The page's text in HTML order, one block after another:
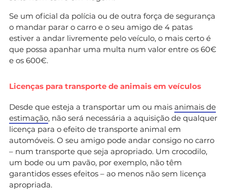
Se um oficial da polícia ou de outra força de segurança
o mandar parar o carro e o seu amigo de 4 patas
estiver a andar livremente pelo veículo, o mais certo é
que possa apanhar uma multa num valor entre os 60€
e os 600€.
Licenças para transporte de animais em veículos
Desde que esteja a transportar um ou mais animais de
estimação, não será necessária a aquisição de qualquer
licença para o efeito de transporte animal em
automóveis. O seu amigo pode andar consigo no carro
– num transporte que seja apropriado. Um crocodilo,
um bode ou um pavão, por exemplo, não têm
garantidos esses efeitos – ao menos não sem licença
apropriada.